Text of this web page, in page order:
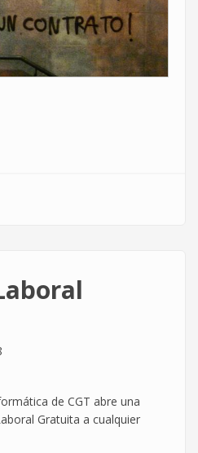
de CGT abre una
Gratuita a cualquier